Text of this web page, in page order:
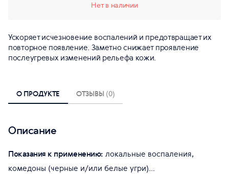
Ускоряет исчезновение воспалений и предотвращает их
повторное появление. Заметно снижает проявление
послеугревых изменений рельефа кожи.
Нет в наличии
О ПРОДУКТЕ ОТЗЫВЫ (0)
Описание
Показания к применению: локальные воспаления,
комедоны (черные и/или белые угри)...